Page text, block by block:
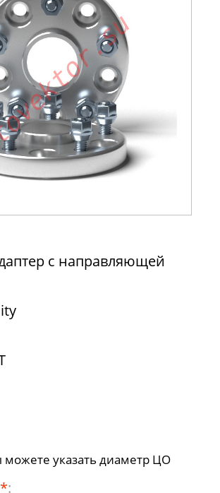
с направляющей
можете указать диаметр ЦО
*: